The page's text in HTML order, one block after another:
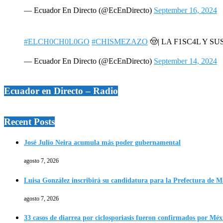
— Ecuador En Directo (@EcEnDirecto) September 16, 2024
#ELCH0CH0L0GO #CHISMEZAZO 🤠| LA F1SC4L Y
— Ecuador En Directo (@EcEnDirecto) September 14, 2024
Ecuador en Directo – Radio
Recent Posts
José Julio Neira acumula más poder gubernamental
agosto 7, 2026
Luisa González inscribirá su candidatura para la Prefectura de
agosto 7, 2026
33 casos de diarrea por ciclosporiasis fueron confirmados por